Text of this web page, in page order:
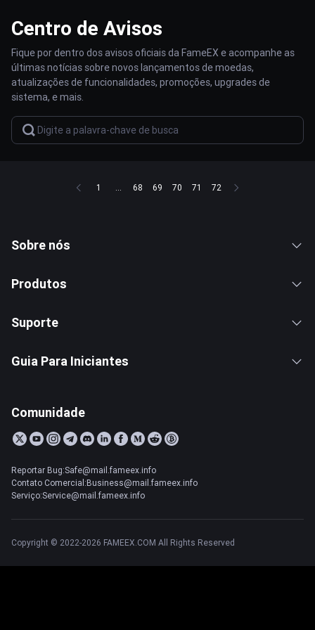
Centro de Avisos
Fique por dentro dos avisos oficiais da FameEX e acompanhe as
últimas notícias sobre novos lançamentos de moedas,
atualizações de funcionalidades, promoções, upgrades de
sistema, e mais.
1 ... 68 69 70 71 72
Sobre nós
Produtos
Suporte
Guia Para Iniciantes
Comunidade
Reportar Bug:Safe@mail.fameex.info
Contato Comercial:Business@mail.fameex.info
Serviço:Service@mail.fameex.info
Copyright © 2022-2026 FAMEEX.COM All Rights Reserved